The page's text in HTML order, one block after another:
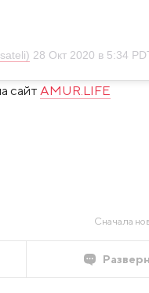
28 Окт 2020 в 5:34
сайт AMUR.LIFE
Сначала